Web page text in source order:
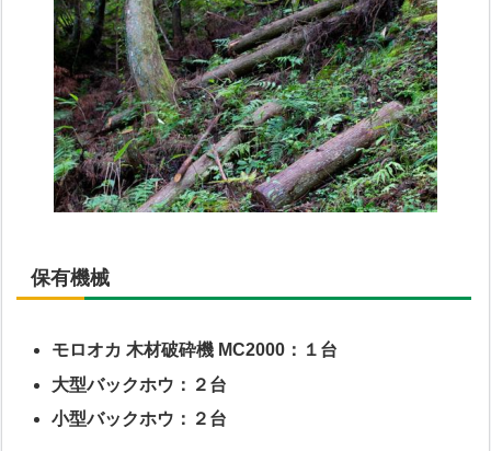
保有機械
モロオカ 木材破砕機 MC2000：１台
大型バックホウ：２台
小型バックホウ：２台